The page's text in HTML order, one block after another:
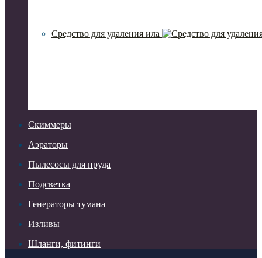
Средство для удаления ила
Скиммеры
Аэраторы
Пылесосы для пруда
Подсветка
Генераторы тумана
Изливы
Шланги, фитинги